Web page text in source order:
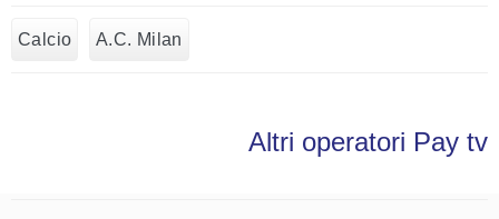
Calcio A.C. Milan
Altri operatori Pay tv